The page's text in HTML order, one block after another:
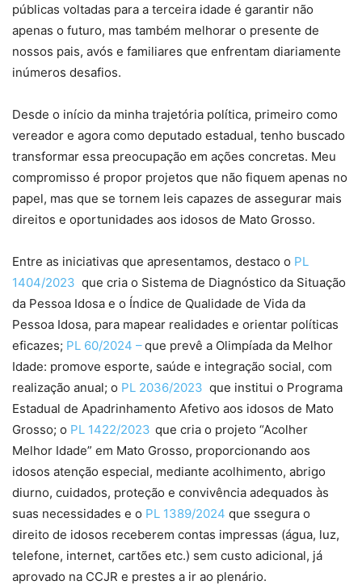
públicas voltadas para a terceira idade é garantir não
apenas o futuro, mas também melhorar o presente de
nossos pais, avós e familiares que enfrentam diariamente
inúmeros desafios.
Desde o início da minha trajetória política, primeiro como
vereador e agora como deputado estadual, tenho buscado
transformar essa preocupação em ações concretas. Meu
compromisso é propor projetos que não fiquem apenas no
papel, mas que se tornem leis capazes de assegurar mais
direitos e oportunidades aos idosos de Mato Grosso.
Entre as iniciativas que apresentamos, destaco o PL
1404/2023 que cria o Sistema de Diagnóstico da Situação
da Pessoa Idosa e o Índice de Qualidade de Vida da
Pessoa Idosa, para mapear realidades e orientar políticas
eficazes; PL 60/2024 –que prevê a Olimpíada da Melhor
Idade: promove esporte, saúde e integração social, com
realização anual; o PL 2036/2023 que institui o Programa
Estadual de Apadrinhamento Afetivo aos idosos de Mato
Grosso; o PL 1422/2023 que cria o projeto “Acolher
Melhor Idade” em Mato Grosso, proporcionando aos
idosos atenção especial, mediante acolhimento, abrigo
diurno, cuidados, proteção e convivência adequados às
suas necessidades e o PL 1389/2024 que ssegura o
direito de idosos receberem contas impressas (água, luz,
telefone, internet, cartões etc.) sem custo adicional, já
aprovado na CCJR e prestes a ir ao plenário.